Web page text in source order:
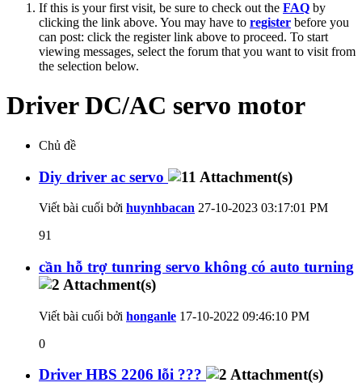
If this is your first visit, be sure to check out the FAQ by
clicking the link above. You may have to register before you
can post: click the register link above to proceed. To start
viewing messages, select the forum that you want to visit from
the selection below.
Driver DC/AC servo motor
Chủ đề
Diy driver ac servo
Viết bài cuối bởi huynhbacan 27-10-2023 03:17:01 PM
91
cần hỗ trợ tunring servo không có auto turning
Viết bài cuối bởi honganle 17-10-2022 09:46:10 PM
0
Driver HBS 2206 lỗi ???